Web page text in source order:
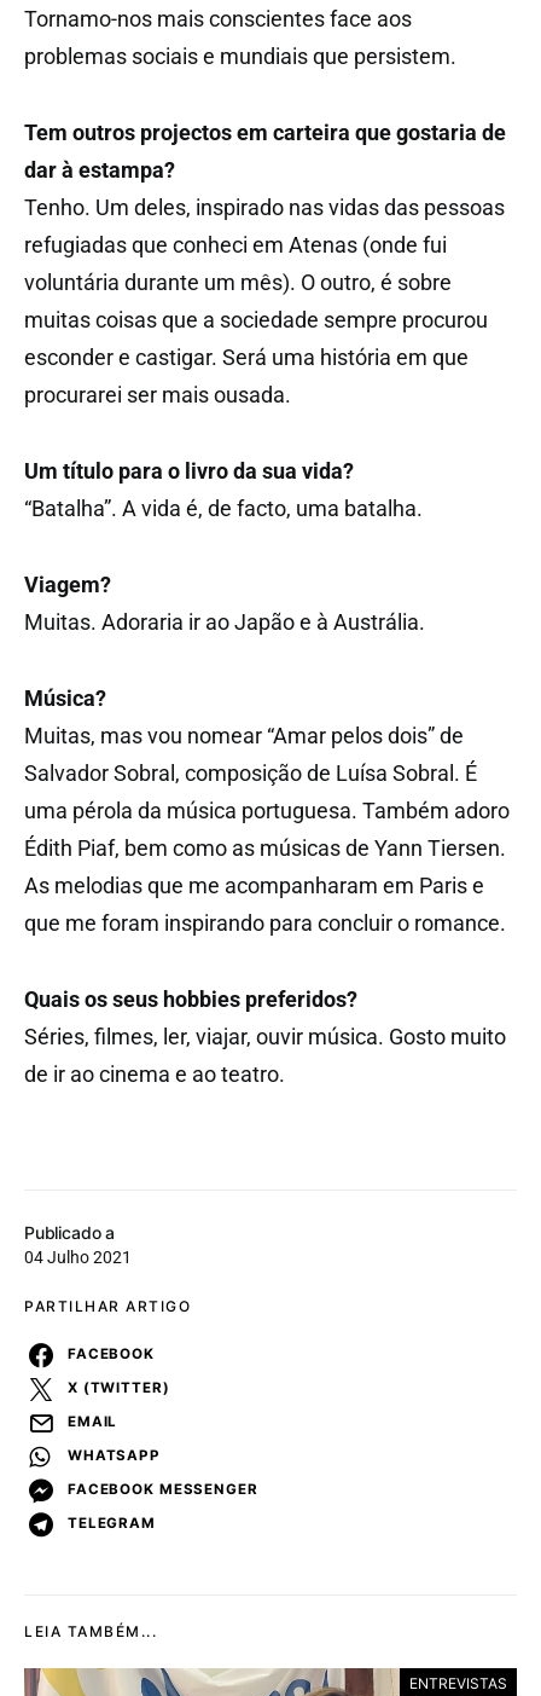
Publicado a
04 Julho 2021
PARTILHAR ARTIGO
FACEBOOK
X (TWITTER)
EMAIL
WHATSAPP
FACEBOOK MESSENGER
TELEGRAM
Tornamo-nos mais conscientes face aos
problemas sociais e mundiais que persistem.
Tem outros projectos em carteira que gostaria de
dar à estampa?
Tenho. Um deles, inspirado nas vidas das pessoas
refugiadas que conheci em Atenas (onde fui
voluntária durante um mês). O outro, é sobre
muitas coisas que a sociedade sempre procurou
esconder e castigar. Será uma história em que
procurarei ser mais ousada.
Um título para o livro da sua vida?
“Batalha”. A vida é, de facto, uma batalha.
Viagem?
Muitas. Adoraria ir ao Japão e à Austrália.
Música?
Muitas, mas vou nomear “Amar pelos dois” de
Salvador Sobral, composição de Luísa Sobral. É
uma pérola da música portuguesa. Também adoro
Édith Piaf, bem como as músicas de Yann Tiersen.
As melodias que me acompanharam em Paris e
que me foram inspirando para concluir o romance.
Quais os seus hobbies preferidos?
Séries, filmes, ler, viajar, ouvir música. Gosto muito
de ir ao cinema e ao teatro.
LEIA TAMBÉM...
ENTREVISTAS